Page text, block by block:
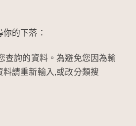
的下落：
查詢的資料。為避免您因為輸
請重新輸入,或改分類搜